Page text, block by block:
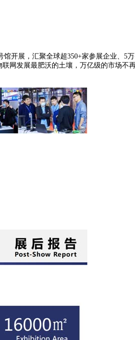
开展，汇聚全球超350+家参展企业、5
网发展最肥沃的土壤，万亿级的市场不